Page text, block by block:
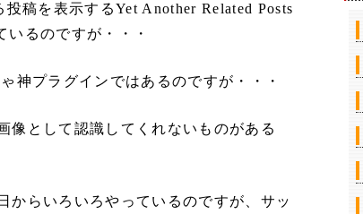
稿を表示するYet Another Related Posts
るのですが・・・
プラグインではあるのですが・・・
像として認識してくれないものがある
からいろいろやっているのですが、サッ